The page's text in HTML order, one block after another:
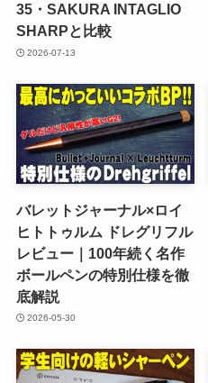
35・SAKURA INTAGLIO
SHARPと比較
2026-07-13
バレットジャーナル×ロイ
ヒトトゥルム ドレグリフル
レビュー｜100年続く名作
ボールペンの特別仕様を徹
底解説
2026-05-30